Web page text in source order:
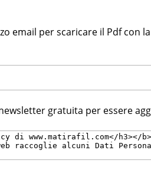
email per scaricare il Pdf con
gratuita per essere